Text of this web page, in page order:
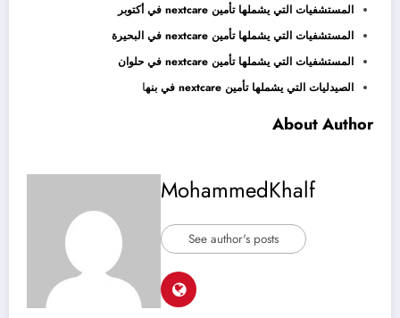
المستشفيات التي يشملها تأمين nextcare في أكتوبر
المستشفيات التي يشملها تأمين nextcare في البحيرة
المستشفيات التي يشملها تأمين nextcare في حلوان
الصيدليات التي يشملها تأمين nextcare في بنه
ا
About Author
MohammedKhalf
See author's posts